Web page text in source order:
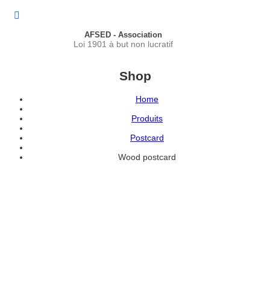
AFSED - Association
Loi 1901 à but non lucratif
Shop
Home
Produits
Postcard
Wood postcard